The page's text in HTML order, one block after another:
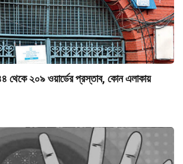
থেকে ২০৯ ওয়ার্ডের প্রস্তাব, কোন এলাকায়